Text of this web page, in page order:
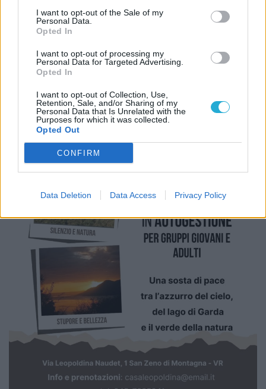
I want to opt-out of the Sale of my
Personal Data.
Opted In
I want to opt-out of processing my
Personal Data for Targeted Advertising.
Opted In
I want to opt-out of Collection, Use,
Retention, Sale, and/or Sharing of my
Personal Data that Is Unrelated with the
Purposes for which it was collected.
Opted Out
CONFIRM
Data Deletion Data Access Privacy Policy
l’organizzazione interna.